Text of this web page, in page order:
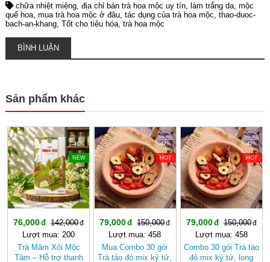
chữa nhiệt miệng địa chỉ bán trà hoa mộc uy tín làm trắng da mộc
quế hoa mua trà hoa mộc ở đâu tác dụng của trà hoa mộc thao-duoc-
bach-an-khang Tốt cho tiêu hóa trà hoa mộc
BÌNH LUẬN
Sản phẩm khác
-46%
NEW
76,000
142,000
Lượt mua: 200
Trà Mâm Xôi Mộc
Tâm – Hỗ trợ thanh
-47%
HOT
79,000
150,000
Lượt mua: 458
Mua Combo 30 gói
Trà táo đỏ mix kỷ tử,
-47%
HOT
79,000
150,000
Lượt mua: 458
Combo 30 gói Trà táo
đỏ mix kỷ tử, long